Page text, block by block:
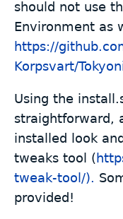
should not use
Environment as
https://
Korpsvart/
Using the
straightforward,
installed look
tweaks tool (
tweak-tool/).
provided!